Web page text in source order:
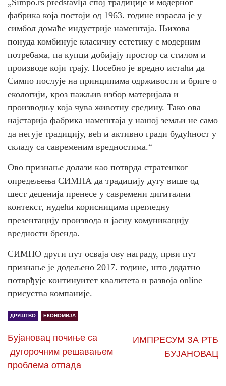
фабрика која постоји од 1963. године израсла је у
симбол домаће индустрије намештаја. Њихова
понуда комбинује класичну естетику с модерним
потребама, па купци добијају простор са стилом и
производе који трају. Посебно је вредно истаћи да
Симпо послује на принципима одрживости и бриге о
екологији, кроз пажљив избор материјала и
производњу која чува животну средину. Тако ова
најстарија фабрика намештаја у нашој земљи не само
да негује традицију, већ и активно гради будућност у
складу са савременим вредностима.“
Ово признање долази као потврда стратешког
опредељења СИМПА да традицију дугу више од
шест деценија пренесе у савремени дигитални
контекст, нудећи корисницима прегледну
презентацију производа и јасну комуникацију
вредности бренда.
СИМПО други пут осваја ову награду, први пут
признање је додељено 2017. године, што додатно
потврђује континуитет квалитета и развоја online
присуства компаније.
ДРУШТВО ЕКОНОМИЈА
Бујановац почиње са
дугорочним решавањем
проблема отпада
ИМПРЕСУМ ЗА РТБ
БУЈАНОВАЦ